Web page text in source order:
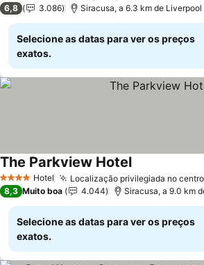
6,8
3.086 Siracusa, a 6.3 km de Liverpool
Selecione as datas para ver os preços
exatos.
4 EstrelasHotel Localização privilegiada no centro
The Parkview Hotel
8,3 Muito boa 4.044 Siracusa, a 9.0 km
Selecione as datas para ver os preços
exatos.